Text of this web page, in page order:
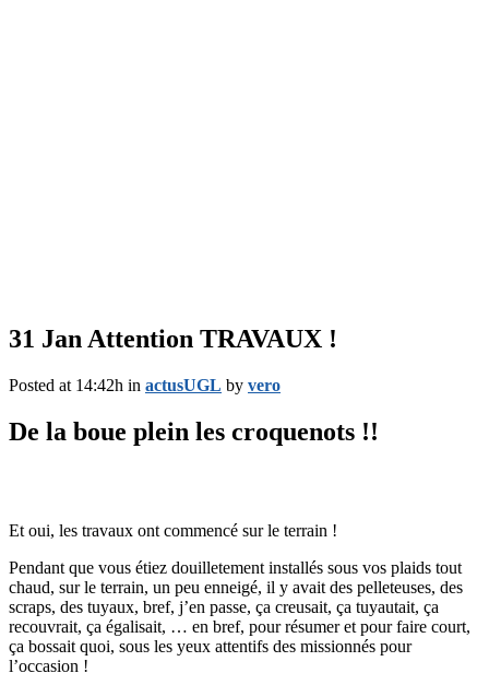
31 Jan Attention TRAVAUX !
Posted at 14:42h in actusUGL by vero
De la boue plein les croquenots !!
Et oui, les travaux ont commencé sur le terrain !
Pendant que vous étiez douilletement installés sous vos plaids tout
chaud, sur le terrain, un peu enneigé, il y avait des pelleteuses, des
scraps, des tuyaux, bref, j’en passe, ça creusait, ça tuyautait, ça
recouvrait, ça égalisait, … en bref, pour résumer et pour faire court,
ça bossait quoi, sous les yeux attentifs des missionnés pour
l’occasion !